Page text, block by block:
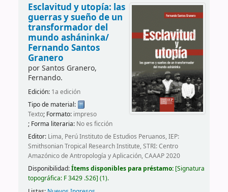
Esclavitud y utopía: las
guerras y sueño de un
transformador del
mundo asháninka/
Fernando Santos
Granero
porSantos Granero,
Fernando.
Edición: 1a edición
Tipo de material:
Texto; Formato: impreso
; Forma literaria: No es ficción
Editor: Lima, Perú Instituto de Estudios Peruanos, IEP:
Smithsonian Tropical Research Institute, STRI: Centro
Amazónico de Antropología y Aplicación, CAAAP 2020
Disponibilidad:Ítems disponibles para préstamo: Signatura
topográfica: F 3429 .S26 (1).